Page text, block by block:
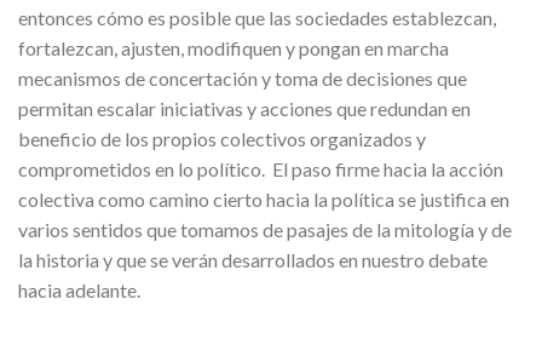
entonces cómo es posible que las sociedades establezcan,
fortalezcan, ajusten, modifiquen y pongan en marcha
mecanismos de concertación y toma de decisiones que
permitan escalar iniciativas y acciones que redundan en
beneficio de los propios colectivos organizados y
comprometidos en lo político. El paso firme hacia la acción
colectiva como camino cierto hacia la política se justifica en
varios sentidos que tomamos de pasajes de la mitología y de
la historia y que se verán desarrollados en nuestro debate
hacia adelante.